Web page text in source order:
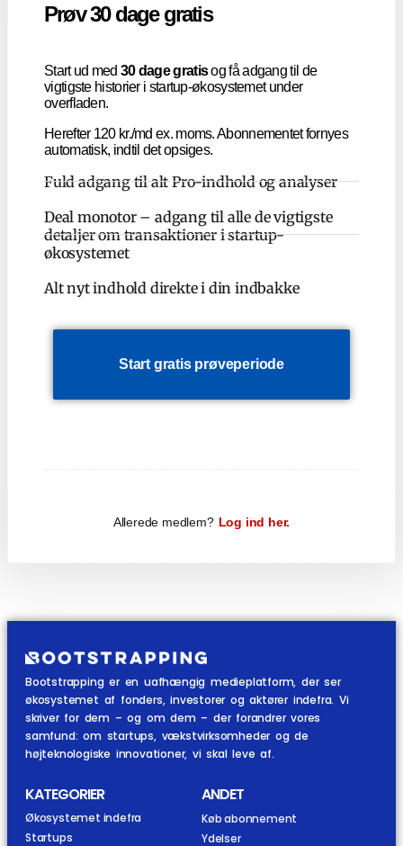
Prøv 30 dage gratis
Start ud med 30 dage gratisog få adgang til de
vigtigste historier i startup-økosystemet under
overfladen.
Herefter 120 kr./md ex. moms. Abonnementet fornyes
automatisk, indtil det opsiges.
Fuld adgang til alt Pro-indhold og analyser
Deal monotor – adgang til alle de vigtigste
detaljer om transaktioner i startup-
økosystemet
Alt nyt indhold direkte i din indbakke
Start gratis prøveperiode
Allerede medlem? Log ind her.
Bootstrapping er en uafhængig medieplatform, der ser
økosystemet af fonders, investorer og aktører indefra. Vi
skriver for dem – og om dem – der forandrer vores
samfund: om startups, vækstvirksomheder og de
højteknologiske innovationer, vi skal leve af.
KATEGORIER
Økosystemet indefra
Startups
ANDET
Køb abonnement
Ydelser